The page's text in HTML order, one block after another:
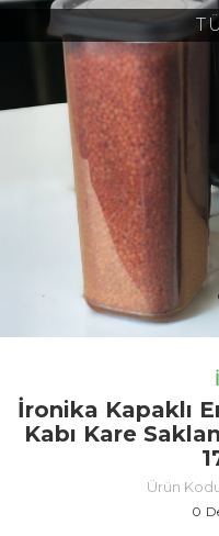
İronika Kapaklı
Kabı Kare
Ürün
0